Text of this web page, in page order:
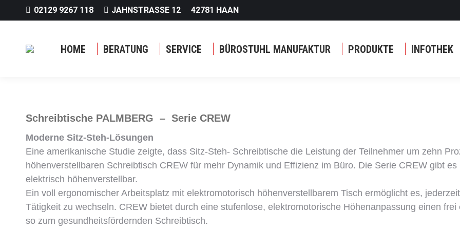
02129 9267 118 JAHNSTRASSE 12 42781 HAAN
HOME BERATUNG SERVICE BÜROSTUHL MANUFAKTUR PRODUKTE INFOTHEK
Schreibtische PALMBERG – Serie CREW
Moderne Sitz-Steh-Lösungen
Eine amerikanische Studie zeigte, dass Sitz-Steh- Schreibtische die Leistung der Teilnehmer um zehn
höhenverstellbaren Schreibtisch CREW für mehr Dynamik und Effizienz im Büro. Die Serie CREW gibt
elektrisch höhenverstellbar.
Ein voll ergonomischer Arbeitsplatz mit elektromotorisch höhenverstellbarem Tisch ermöglicht es,
Tätigkeit zu wechseln. CREW bietet durch eine stufenlose, elektromotorische Höhenanpassung einen
so zum gesundheitsfördernden Schreibtisch.